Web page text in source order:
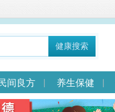
健康搜索
间良方 养生保健